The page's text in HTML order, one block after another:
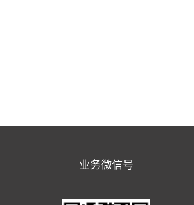
业务微信号